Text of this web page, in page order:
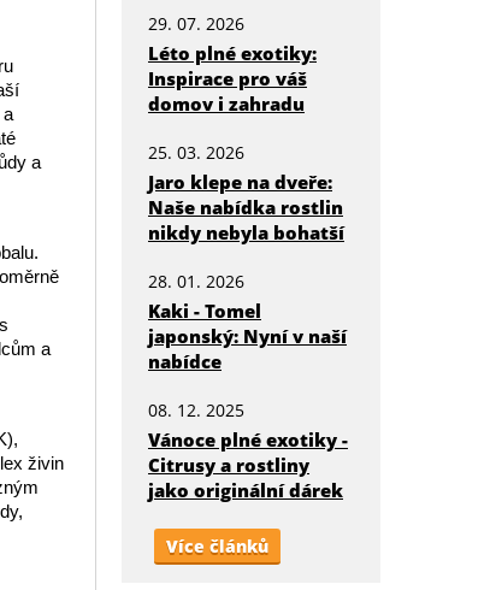
a
a
a
živin
29. 07. 2026
Léto plné exotiky:
Inspirace pro váš
domov i zahradu
25. 03. 2026
Jaro klepe na dveře:
Naše nabídka rostlin
nikdy nebyla bohatší
28. 01. 2026
Kaki - Tomel
japonský: Nyní v naší
nabídce
08. 12. 2025
Vánoce plné exotiky -
Citrusy a rostliny
jako originální dárek
Více článků